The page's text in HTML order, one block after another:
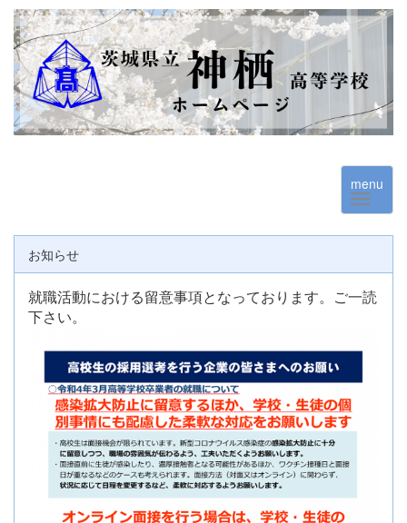
menu
お知らせ
就職活動における留意事項となっております。ご一読
下さい。